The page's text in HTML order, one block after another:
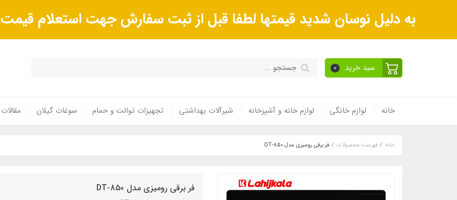
به دلیل نوسان شدید قیمتها لطفا قبل از ثبت سفارش جهت استعلام
سبد خرید 0
خانه لوازم خانگی لوازم خانه و آشپزخانه شیرآلات بهداشتی تجهیزات توالت و حمام سوغات گیلان مقالات
خانه فهرست محصولات فر برقی رومیزی مدل DT-850
فر برقی رومیزی مدل DT-850